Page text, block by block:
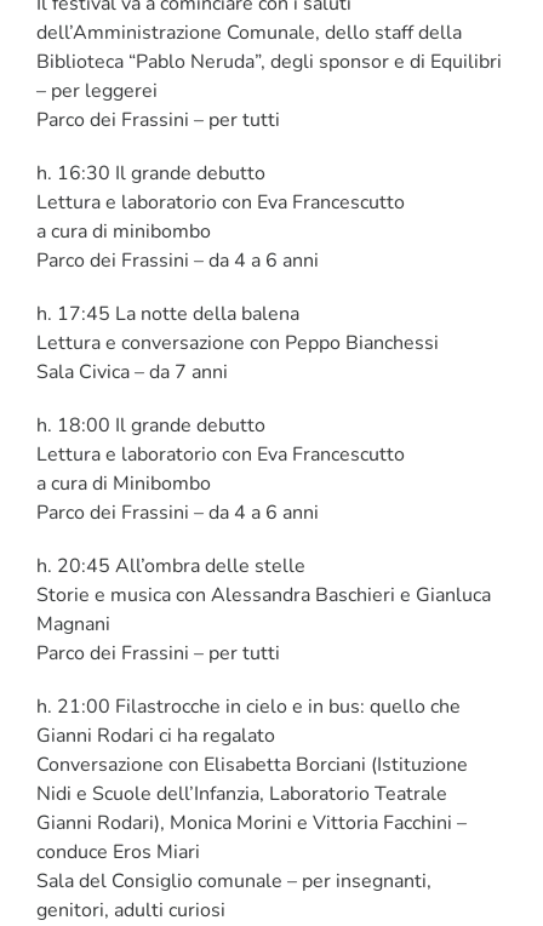
dell’Amministrazione Comunale, dello staff della
Biblioteca “Pablo Neruda”, degli sponsor e di Equilibri
– per leggerei
Parco dei Frassini – per tutti
h. 16:30 Il grande debutto
Lettura e laboratorio con Eva Francescutto
a cura di minibombo
Parco dei Frassini – da 4 a 6 anni
h. 17:45 La notte della balena
Lettura e conversazione con Peppo Bianchessi
Sala Civica – da 7 anni
h. 18:00 Il grande debutto
Lettura e laboratorio con Eva Francescutto
a cura di Minibombo
Parco dei Frassini – da 4 a 6 anni
h. 20:45 All’ombra delle stelle
Storie e musica con Alessandra Baschieri e Gianluca
Magnani
Parco dei Frassini – per tutti
h. 21:00 Filastrocche in cielo e in bus: quello che
Gianni Rodari ci ha regalato
Conversazione con Elisabetta Borciani (Istituzione
Nidi e Scuole dell’Infanzia, Laboratorio Teatrale
Gianni Rodari), Monica Morini e Vittoria Facchini –
conduce Eros Miari
Sala del Consiglio comunale – per insegnanti,
genitori, adulti curiosi